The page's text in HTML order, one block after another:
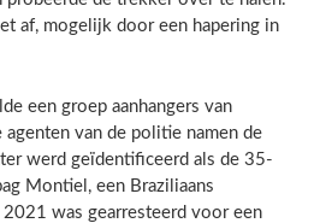
af, mogelijk door een hapering in
een groep aanhangers van
agenten van de politie namen de
werd geïdentificeerd als de 35-
Montiel, een Braziliaans
was gearresteerd voor een